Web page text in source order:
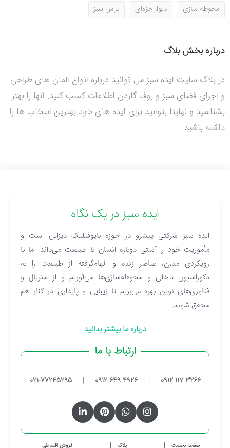
محوطه سازی
دیوار خزه‌ای تراس سبز
درباره بخش بلاگ
در بلاگ سایت ایده سبز می توانید درباره انواع المان های طراحی
و اجرای فضای سبز و روف گاردن اطلاعات کسب کنید. آنها را بهتر
بشناسید و نهایتا بتوانید برای ایده های خود بهترین انتخاب ها را
داشته باشید
ایده سبز در یک نگاه
ایده سبز شرکتی پیشرو در حوزه بایوفیلیک دیزاین است و
مأموریت خود را آشتی دوباره انسان با طبیعت می‌داند. ما با
رویکردی مدرن، عناصر زنده و الهام‌گرفته از طبیعت را به
دکوراسیون داخلی و محوطه‌سازی‌ها می‌آوریم و از متریال و
فناوری‌های نوین بهره می‌بریم تا زیبایی و پایداری در کنار هم
محقق شوند.
درباره ما بیشتر بدانید
ارتباط با ما
0912 117 3266
|
0912 649 4926
|
021-77245295
صفحه نخست بلاگ فروش اقساطی